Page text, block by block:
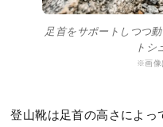
足首をサポートしつつ
トシ
※画像
登山靴は足首の高さによっ